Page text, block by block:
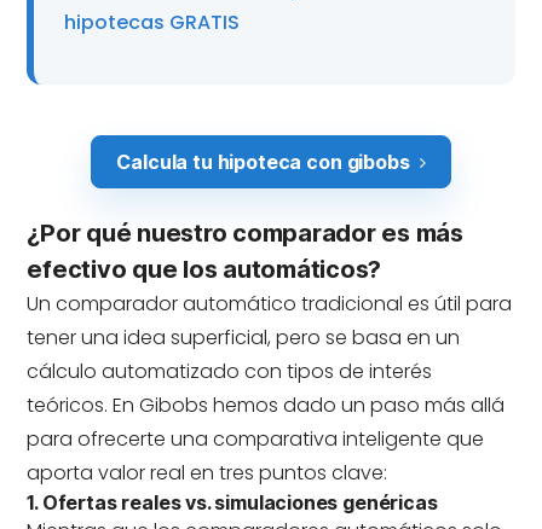
hipotecas GRATIS
Calcula tu hipoteca con gibobs
¿Por qué nuestro comparador es más
efectivo que los automáticos?
Un comparador automático tradicional es útil para
tener una idea superficial, pero se basa en un
cálculo automatizado con tipos de interés
teóricos. En Gibobs hemos dado un paso más allá
para ofrecerte una comparativa inteligente que
aporta valor real en tres puntos clave:
1. Ofertas reales vs. simulaciones genéricas